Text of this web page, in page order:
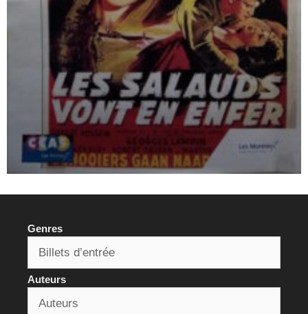
Auteurs
Epoques
Les yeux sans visage
San-Antonio – Le film
San-Antonio et son langage particulier